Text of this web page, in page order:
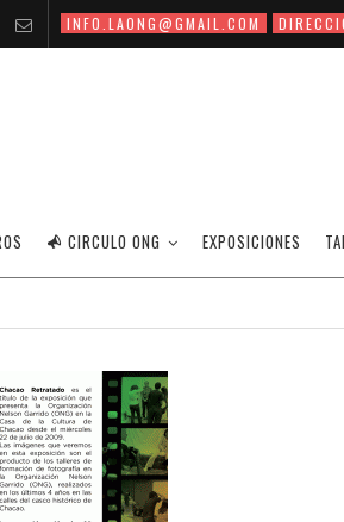
INFO.LAONG@GMAIL.COM
CIRCULO ONG EXPOSICIONES
20/07/